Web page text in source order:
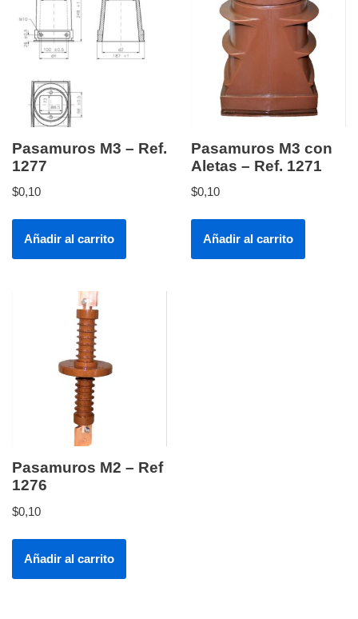
Pasamuros M3 – Ref.
1277
$0,10
Añadir al carrito
Pasamuros M3 con
Aletas – Ref. 1271
$0,10
Añadir al carrito
Pasamuros M2 – Ref
1276
$0,10
Añadir al carrito